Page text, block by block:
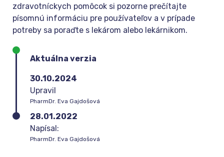
zdravotníckych pomôcok si pozorne prečítajte
písomnú informáciu pre používateľov a v prípade
potreby sa poraďte s lekárom alebo lekárnikom.
Aktuálna verzia
30.10.2024
Upravil
PharmDr. Eva Gajdošová
28.01.2022
Napísal:
PharmDr. Eva Gajdošová